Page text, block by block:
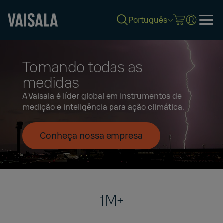
content
Português
Tomando todas as
medidas
A Vaisala é líder global em instrumentos de
medição e inteligência para ação climática.
Conheça nossa empresa
1M+